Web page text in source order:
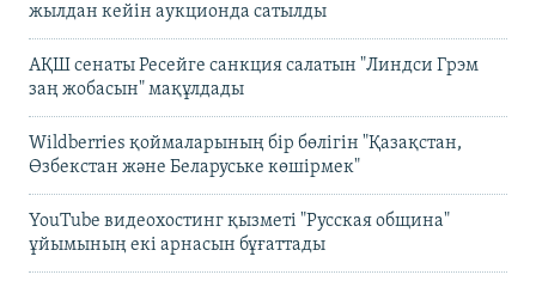
жылдан кейін аукционда сатылды
АҚШ сенаты Ресейге санкция салатын "Линдси Грэм
заң жобасын" мақұлдады
Wildberries қоймаларының бір бөлігін "Қазақстан,
Өзбекстан және Беларуське көшірмек"
YouTube видеохостинг қызметі "Русская община"
ұйымының екі арнасын бұғаттады